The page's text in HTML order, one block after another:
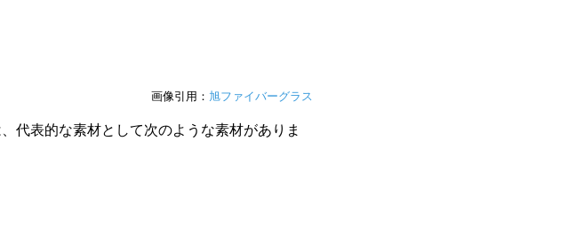
画像引用： 旭ファイバーグラス
代表的な素材として次のような素材がありま